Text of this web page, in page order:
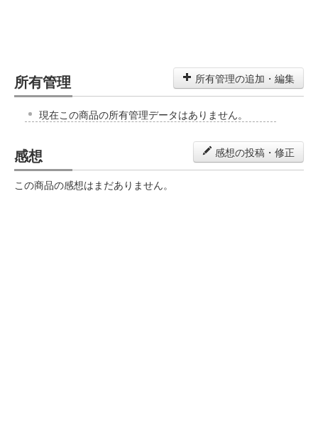
所有管理 所有管理の追加・編集
現在この商品の所有管理データはありません。
感想 感想の投稿・修正
この商品の感想はまだありません。